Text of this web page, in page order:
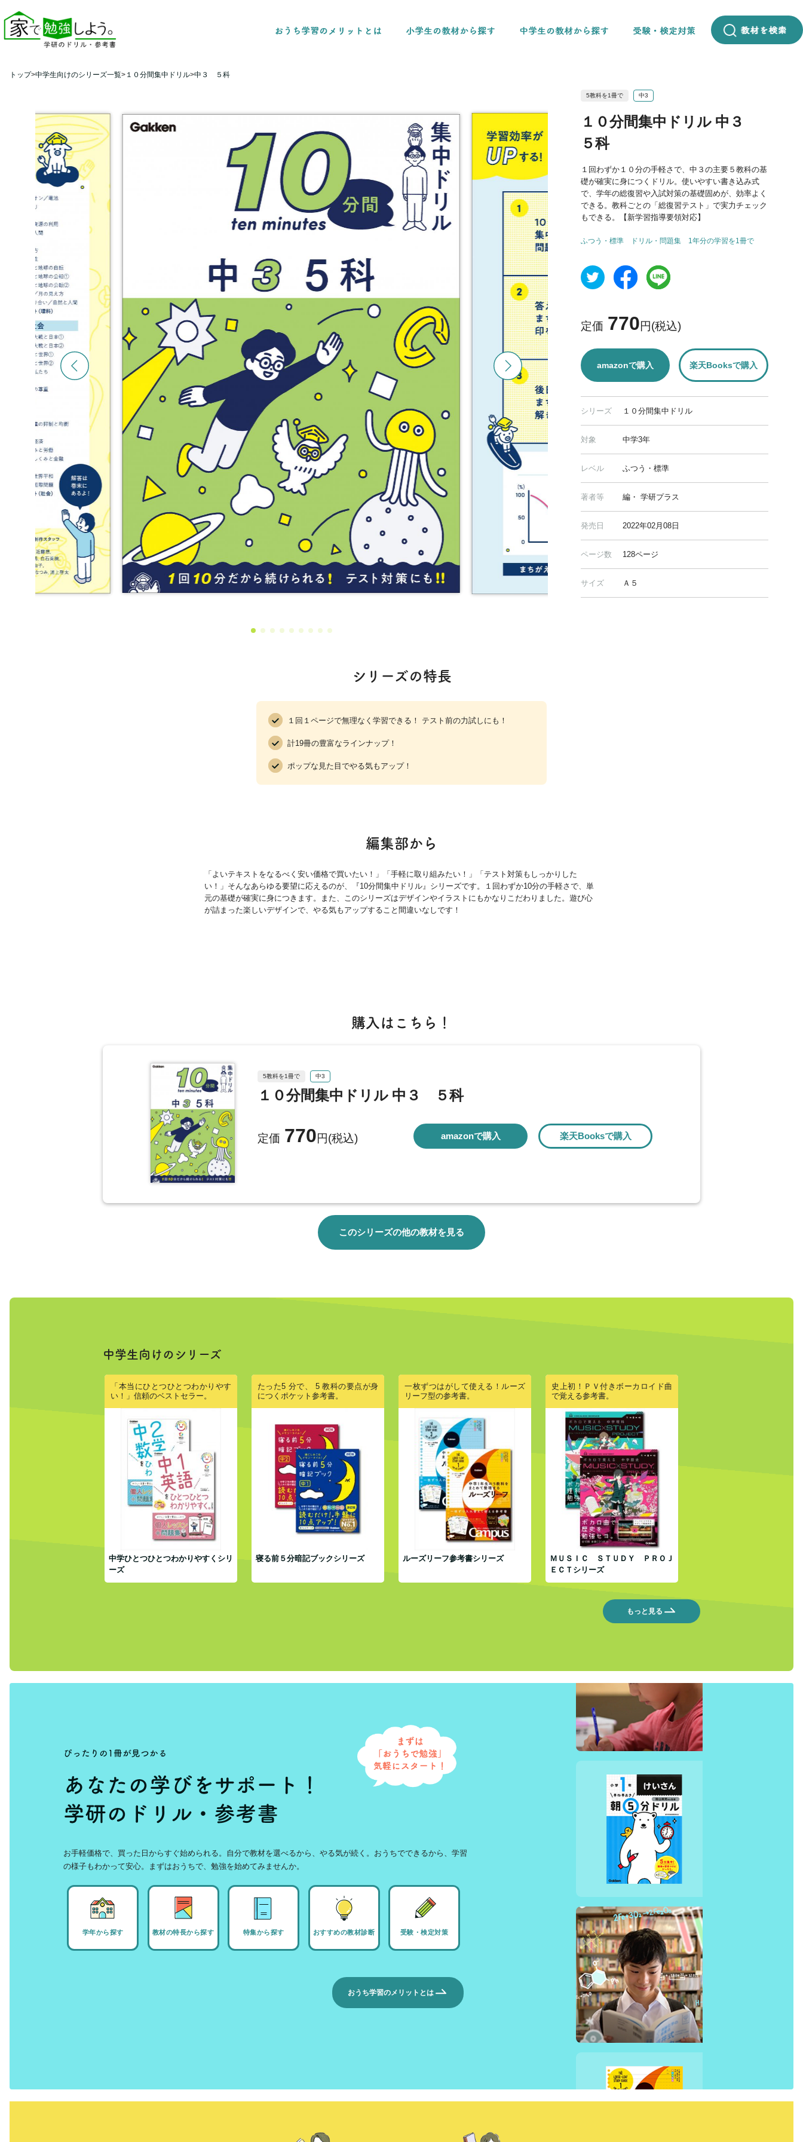
トップ 中学生向けのシリーズ一覧 １０分間集中ドリル 中３ ５科
5教科を1冊で 中3
１０分間集中ドリル 中３
５科
１回わずか１０分の手軽さで、中３の主要５教科の基
礎が確実に身につくドリル。使いやすい書き込み式
で、学年の総復習や入試対策の基礎固めが、効率よく
できる。教科ごとの「総復習テスト」で実力チェック
もできる。【新学習指導要領対応】
ふつう・標準 ドリル・問題集 1年分の学習を1冊で
定価 770円(税込)
amazonで購入 楽天Booksで購入
シリーズ １０分間集中ドリル
対象 中学3年
レベル ふつう・標準
著者等 編・ 学研プラス
発売日 2022年02月08日
ページ数 128ページ
サイズ Ａ５
シリーズの特長
１回１ページで無理なく学習できる！ テスト前の力試しにも！
計19冊の豊富なラインナップ！
ポップな見た目でやる気もアップ！
編集部から
「よいテキストをなるべく安い価格で買いたい！」「手軽に取り組みたい！」「テスト対策もしっかりした
い！」そんなあらゆる要望に応えるのが、『10分間集中ドリル』シリーズです。１回わずか10分の手軽さで、単
元の基礎が確実に身につきます。また、このシリーズはデザインやイラストにもかなりこだわりました。遊び心
が詰まった楽しいデザインで、やる気もアップすること間違いなしです！
購入はこちら！
5教科を1冊で 中3
１０分間集中ドリル 中３ ５科
定価 770円(税込) amazonで購入 楽天Booksで購入
このシリーズの他の教材を見る
中学生向けのシリーズ
「本当にひとつひとつわかりやす
い！」信頼のベストセラー。
中学ひとつひとつわかりやすくシリ
ーズ
たった5 分で、 5 教科の要点が身
につくポケット参考書。
寝る前５分暗記ブックシリーズ
一枚ずつはがして使える！ルーズ
リーフ型の参考書。
ルーズリーフ参考書シリーズ
史上初！ＰＶ付きボーカロイド曲
で覚える参考書。
ＭＵＳＩＣ ＳＴＵＤＹ ＰＲＯＪ
ＥＣＴシリーズ
もっと見る
お手軽価格で、買った日からすぐ始められる。自分で教材を選べるから、やる気が続く。おうちでできるから、学習
の様子もわかって安心。まずはおうちで、勉強を始めてみませんか。
学年から探す 教材の特長から探す 特集から探す おすすめの教材診断 受験・検定対策
おうち学習のメリットとは